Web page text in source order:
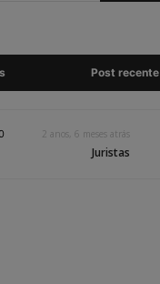
Post recente
2 anos, 6 meses atrás
Juristas